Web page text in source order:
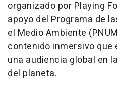
organizado por Playing
apoyo del Programa de
el Medio Ambiente
contenido inmersivo que
una audiencia global en
del planeta.